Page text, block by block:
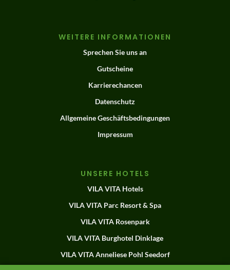
UNSERE HOTELS
VILA VITA Hotels
VILA VITA Parc Resort & Spa
VILA VITA Rosenpark
VILA VITA Burghotel Dinklage
VILA VITA Anneliese Pohl Seedorf
WEITERE INFORMATIONEN
Sprechen Sie uns an
Gutscheine
Karrierechancen
Datenschutz
Allgemeine Geschäftsbedingungen
Impressum